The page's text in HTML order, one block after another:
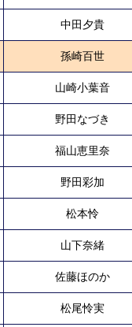
中田夕貴
孫崎百世
山崎小葉音
野田なづき
福山恵里奈
野田彩加
松本怜
山下奈緒
佐藤ほのか
松尾怜実